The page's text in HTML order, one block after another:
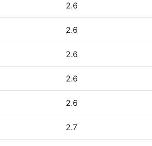
2.6
2.6
2.6
2.6
2.6
2.7